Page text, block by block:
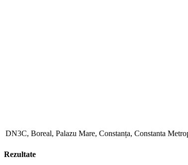
DN3C, Boreal, Palazu Mare, Constanța, Constanta
Rezultate